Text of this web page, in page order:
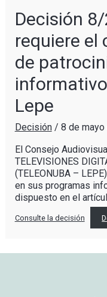
Decisión
requiere el
de
Lepe
Decisión/ 8 de
El Consejo
TELEVISIONES
(TELEONUBA –
en sus programas
dispuesto en el
Consulte la decisión